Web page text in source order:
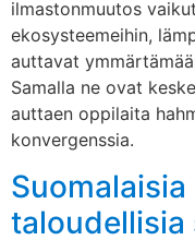
ilmastonmuutos
ekosysteemeihin,
auttavat
Samalla ne ovat
auttaen oppilaita
konvergenssia.
taloudellisia